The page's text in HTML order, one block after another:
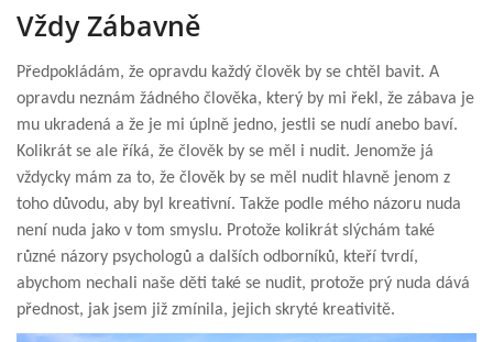
Vždy Zábavně
Předpokládám, že opravdu každý člověk by se chtěl bavit. A
opravdu neznám žádného člověka, který by mi řekl, že zábava je
mu ukradená a že je mi úplně jedno, jestli se nudí anebo baví.
Kolikrát se ale říká, že člověk by se měl i nudit. Jenomže já
vždycky mám za to, že člověk by se měl nudit hlavně jenom z
toho důvodu, aby byl kreativní. Takže podle mého názoru nuda
není nuda jako v tom smyslu. Protože kolikrát slýchám také
různé názory psychologů a dalších odborníků, kteří tvrdí,
abychom nechali naše děti také se nudit, protože prý nuda dává
přednost, jak jsem již zmínila, jejich skryté kreativitě.